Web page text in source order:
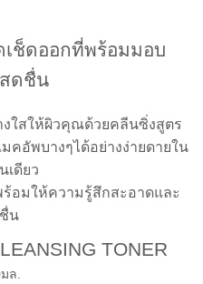
ช็ดออกที่พร้อมมอบ
ดชื่น
งใสให้ผิวคุณด้วยคลีนซิ่งสูตร
คอัพบางๆได้อย่างง่ายดายใน
เดียว
ร้อมให้ความรู้สึกสะอาดและ
น
TONER
ล.